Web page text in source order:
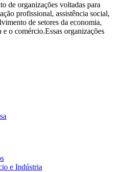
de organizações voltadas para
profissional, assistência social,
de setores da economia,
o comércio.Essas organizações
e Indústria